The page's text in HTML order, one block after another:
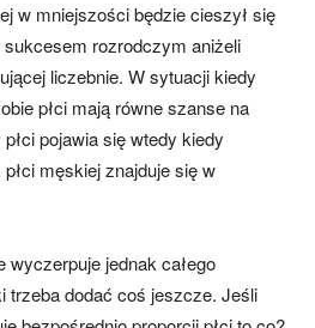
w mniejszości będzie cieszył się
rozrodczym aniżeli
liczebnie. W sytuacji kiedy
płci mają równe szanse na
pojawia się wtedy kiedy
męskiej znajduje się w
wyczerpuje jednak całego
trzeba dodać coś jeszcze. Jeśli